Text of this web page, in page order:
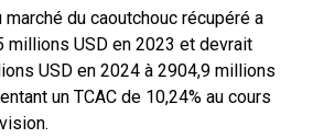
du caoutchouc récupéré a
millions USD en 2023 et devrait
USD en 2024 à 2904,9 millions
un TCAC de 10,24% au cours